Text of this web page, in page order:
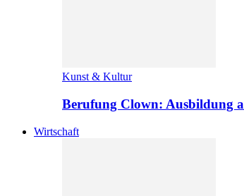
Kunst & Kultur
Berufung Clown: Ausbildung
Wirtschaft